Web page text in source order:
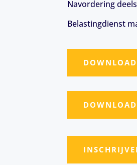
Navordering
Belastingdienst